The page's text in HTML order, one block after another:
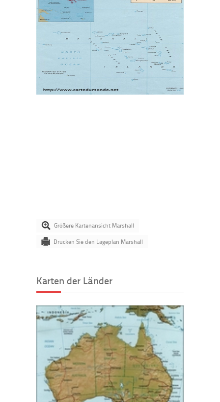
Größere Kartenansicht Marshall
Drucken Sie den Lageplan Marshall
Karten der Länder